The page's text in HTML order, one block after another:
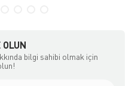
OLUN
bilgi sahibi olmak için